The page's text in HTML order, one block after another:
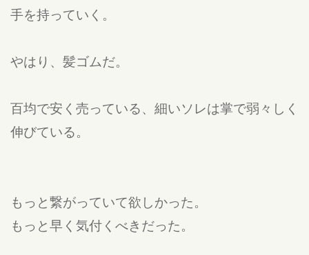
手を持っていく。
やはり、髪ゴムだ。
百均で安く売っている、細いソレは掌で弱々しく
伸びている。
もっと繋がっていて欲しかった。
もっと早く気付くべきだった。